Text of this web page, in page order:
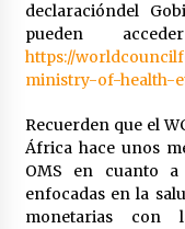
85%
2
declaracióndel
pueden
https://
ministry-of-health-
Recuerden que el
África hace unos
OMS en cuanto
enfocadas en la
monetarias con